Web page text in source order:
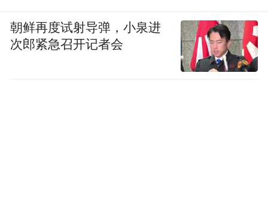
朝鲜再度试射导弹，小泉进
次郎紧急召开记者会